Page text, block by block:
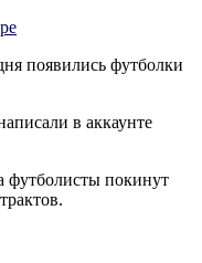
появились футболки
в аккаунте
футболисты покинут